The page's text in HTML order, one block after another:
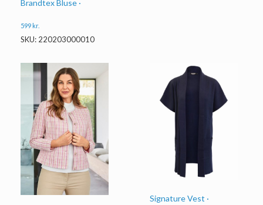
Brandtex Bluse ·
599 kr.
SKU: 220203000010
Signature Vest ·